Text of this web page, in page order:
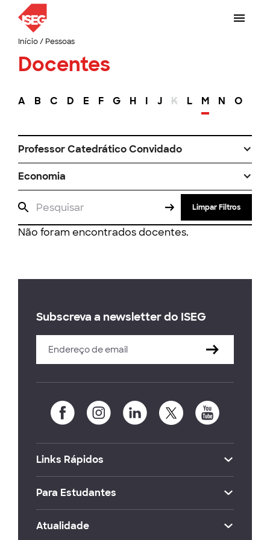
Início/ Pessoas
Docentes
A B C D E F G H I J K L M N O
Professor Catedrático Convidado
Economia
Limpar Filtros
Não foram encontrados docentes.
Subscreva a newsletter do ISEG
Links Rápidos
Para Estudantes
Atualidade